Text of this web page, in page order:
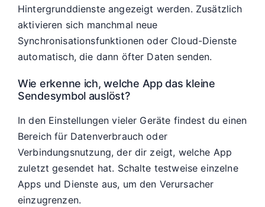
Hintergrunddienste angezeigt werden. Zusätzlich
aktivieren sich manchmal neue
Synchronisationsfunktionen oder Cloud-Dienste
automatisch, die dann öfter Daten senden.
Wie erkenne ich, welche App das kleine
Sendesymbol auslöst?
In den Einstellungen vieler Geräte findest du einen
Bereich für Datenverbrauch oder
Verbindungsnutzung, der dir zeigt, welche App
zuletzt gesendet hat. Schalte testweise einzelne
Apps und Dienste aus, um den Verursacher
einzugrenzen.